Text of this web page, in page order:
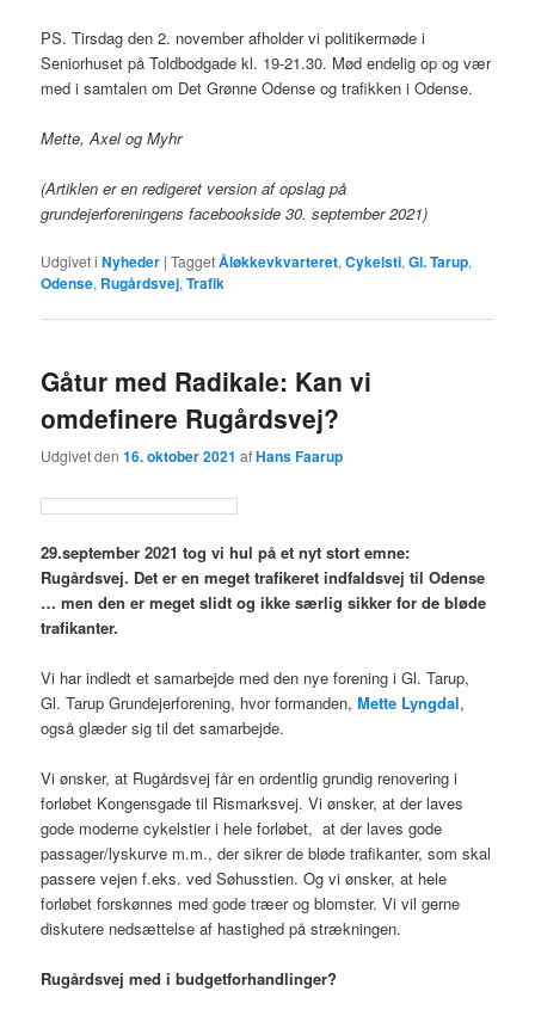
PS. Tirsdag den 2. november afholder vi politikermøde i
Seniorhuset på Toldbodgade kl. 19-21.30. Mød endelig op og vær
med i samtalen om Det Grønne Odense og trafikken i Odense.
Mette, Axel og Myhr
(Artiklen er en redigeret version af opslag på
grundejerforeningens facebookside 30. september 2021)
Udgivet i Nyheder |TaggetÅløkkevkvarteret,Cykelsti,Gl. Tarup,
Odense, Rugårdsvej,Trafik
Gåtur med Radikale: Kan vi
omdefinere Rugårdsvej?
Udgivet den16. oktober 2021 afHans Faarup
29.september 2021 tog vi hul på et nyt stort emne:
Rugårdsvej. Det er en meget trafikeret indfaldsvej til Odense
… men den er meget slidt og ikke særlig sikker for de bløde
trafikanter.
Vi har indledt et samarbejde med den nye forening i Gl. Tarup,
Gl. Tarup Grundejerforening, hvor formanden,Mette Lyngdal,
også glæder sig til det samarbejde.
Vi ønsker, at Rugårdsvej får en ordentlig grundig renovering i
forløbet Kongensgade til Rismarksvej. Vi ønsker, at der laves
gode moderne cykelstier i hele forløbet, at der laves gode
passager/lyskurve m.m., der sikrer de bløde trafikanter, som skal
passere vejen f.eks. ved Søhusstien. Og vi ønsker, at hele
forløbet forskønnes med gode træer og blomster. Vi vil gerne
diskutere nedsættelse af hastighed på strækningen.
Rugårdsvej med i budgetforhandlinger?